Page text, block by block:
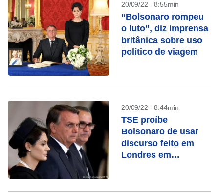
20/09/22 - 8:55min
“Bolsonaro rompeu
o luto”, diz imprensa
britânica sobre uso
político de viagem
20/09/22 - 8:44min
TSE proíbe
Bolsonaro de usar
discurso feito em
Londres em